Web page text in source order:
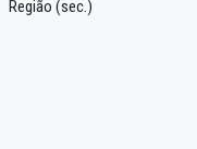
Região (sec.)